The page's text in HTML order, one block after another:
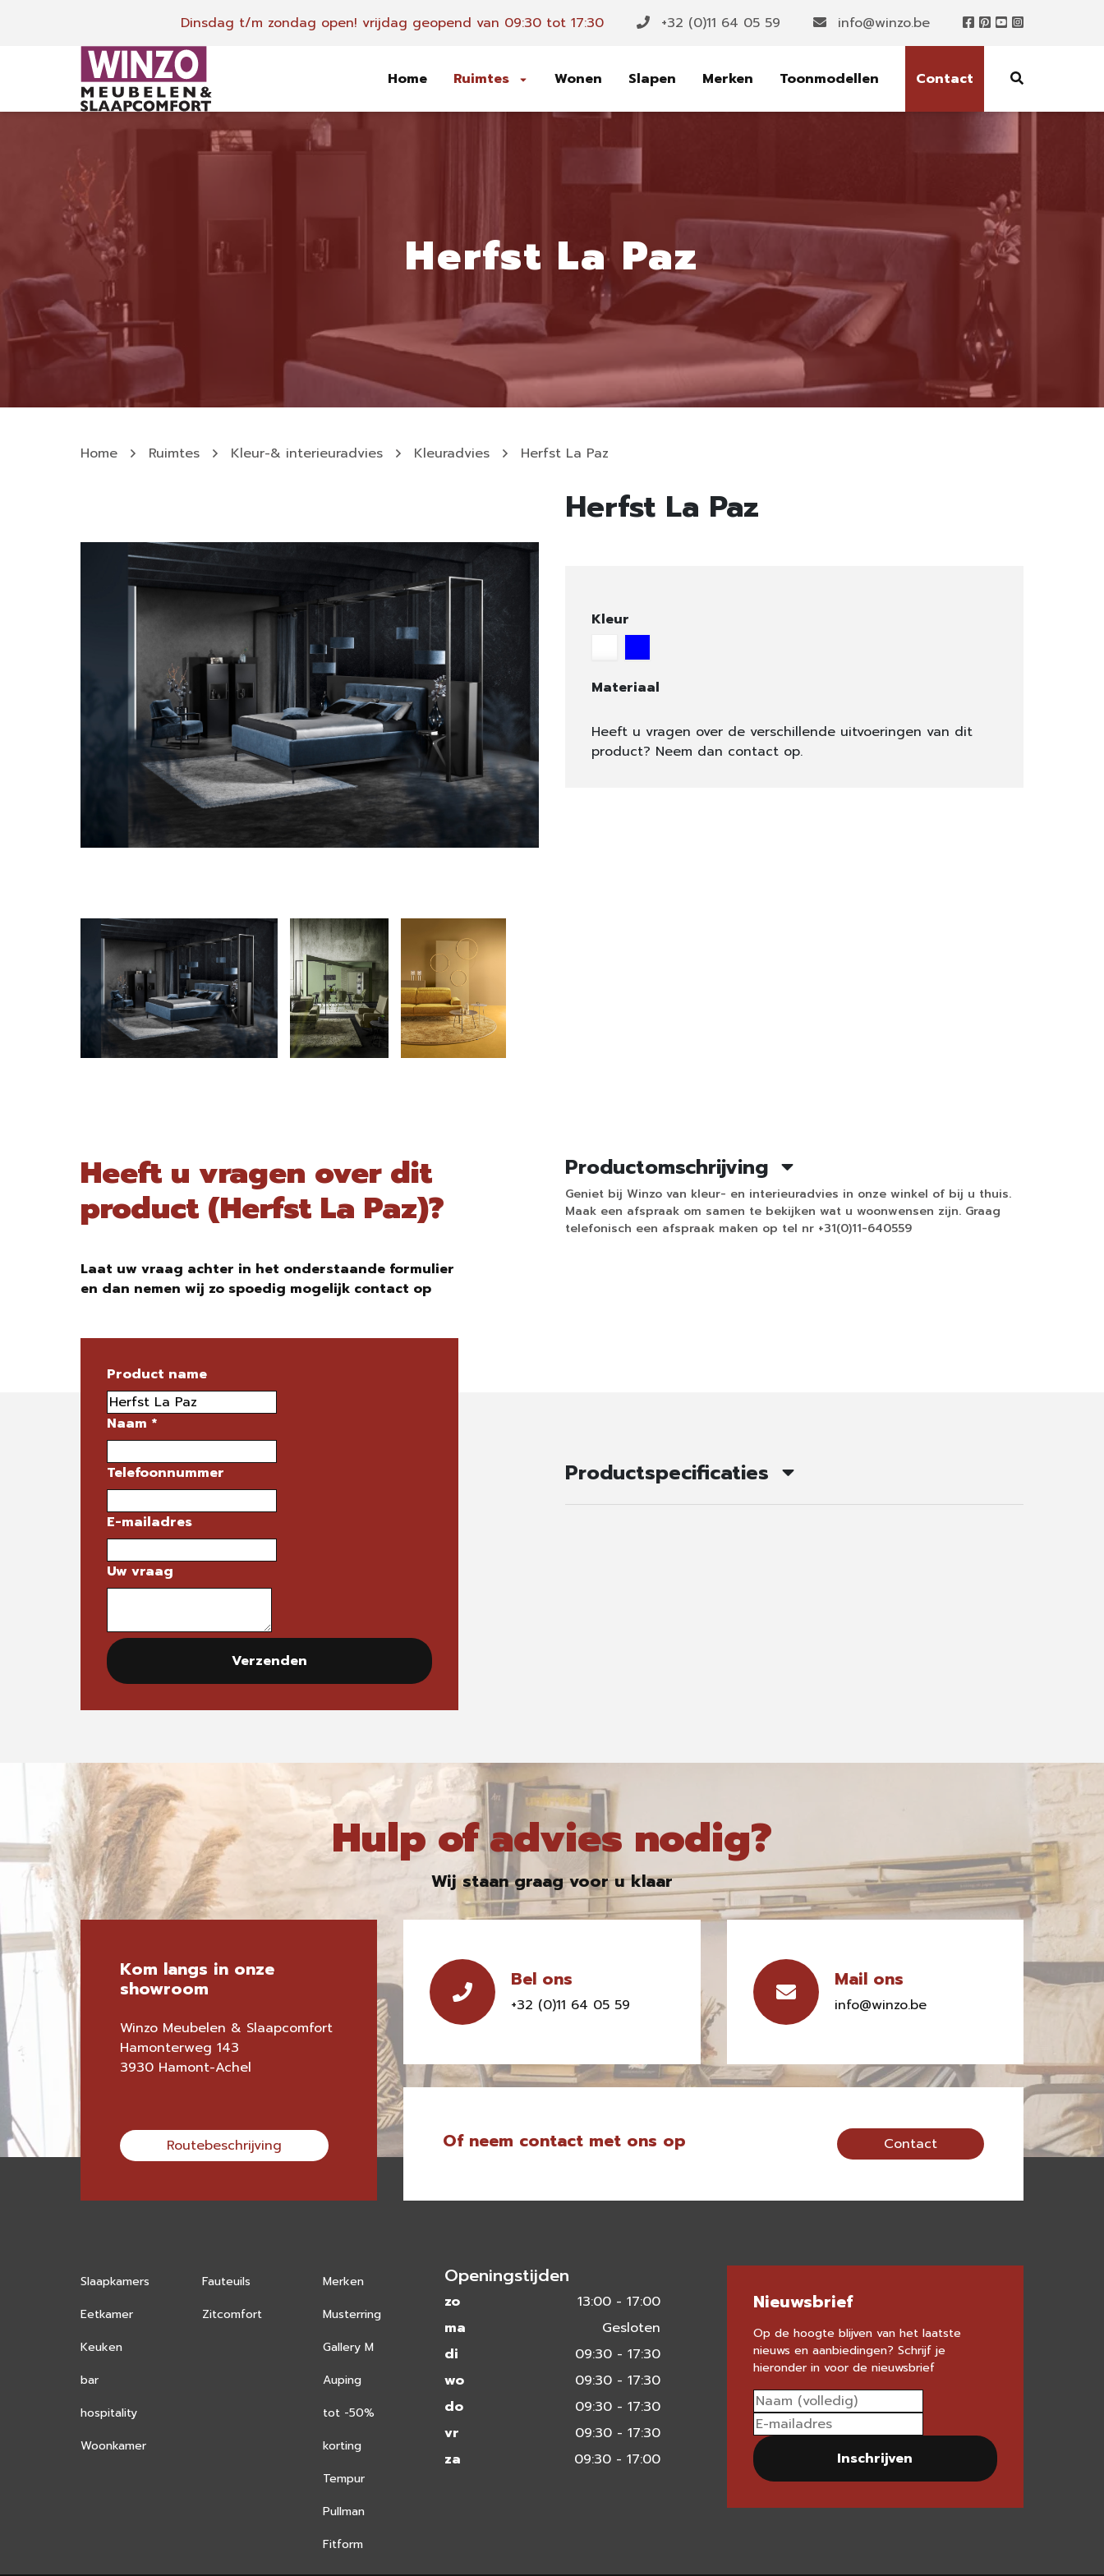
Dinsdag t/m zondag open! vrijdag geopend van 09:30 tot 17:30 +32 (0)11 64 05 59 info@winzo.be
Home Ruimtes Wonen Slapen Merken Toonmodellen Contact
Herfst La Paz
Home Ruimtes Kleur-& interieuradvies Kleuradvies Herfst La Paz
Herfst La Paz
Kleur
Materiaal
Heeft u vragen over de verschillende uitvoeringen van dit
product? Neem dan contact op.
Heeft u vragen over dit
product (Herfst La Paz)?
Laat uw vraag achter in het onderstaande formulier
en dan nemen wij zo spoedig mogelijk contact op
Product name
Naam *
Telefoonnummer
E-mailadres
Uw vraag
Verzenden
Productomschrijving
Geniet bij Winzo van kleur- en interieuradvies in onze winkel of bij u thuis.
Maak een afspraak om samen te bekijken wat u woonwensen zijn. Graag
telefonisch een afspraak maken op tel nr +31(0)11-640559
Productspecificaties
Hulp of advies nodig?
Wij staan graag voor u klaar
Kom langs in onze
showroom
Winzo Meubelen & Slaapcomfort
Hamonterweg 143
3930 Hamont-Achel
Routebeschrijving
Bel ons
+32 (0)11 64 05 59
Mail ons
info@winzo.be
Of neem contact met ons op Contact
Slaapkamers
Eetkamer
Keuken
bar
hospitality
Woonkamer
Fauteuils
Zitcomfort
Merken
Musterring
Gallery M
Auping
tot -50%
korting
Tempur
Pullman
Fitform
Openingstijden
zo
13:00 - 17:00
ma
Gesloten
di
09:30 - 17:30
wo
09:30 - 17:30
do
09:30 - 17:30
vr
09:30 - 17:30
za
09:30 - 17:00
Nieuwsbrief
Op de hoogte blijven van het laatste
nieuws en aanbiedingen? Schrijf je
hieronder in voor de nieuwsbrief
Inschrijven